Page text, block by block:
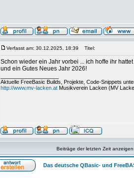
Verfasst am: 30.12.2025, 18:39 Titel:
Schon wieder ein Jahr vorbei ... ich hoffe ihr
und ein Gutes Neues Jahr 2026!
Aktuelle FreeBasic Builds, Projekte, Code-Snippets
http://www.mv-lacken.at Musikverein Lacken (MV
Beiträge der letzten Zeit
Das deutsche QBasic- und